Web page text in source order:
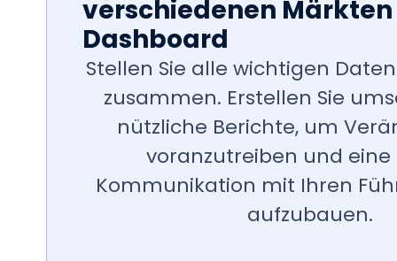
verschiedenen
Dashboard
Stellen Sie alle wichtigen
zusammen. Erstellen Sie
nützliche Berichte, um
voranzutreiben und eine
Kommunikation mit Ihren
aufzubauen.